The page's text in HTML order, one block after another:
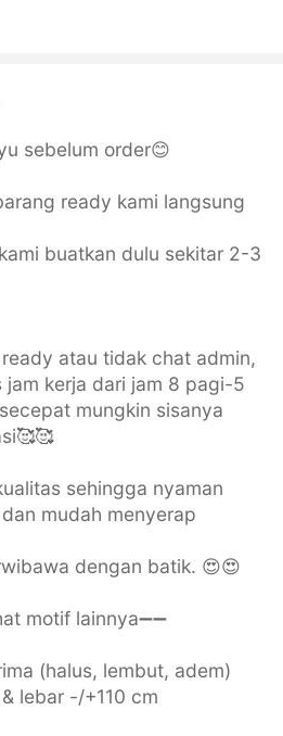
sebelum order😊
ready kami langsung
buatkan dulu sekitar 2-3
atau tidak chat admin,
jam kerja dari jam 8 pagi-5
mungkin sisanya
sehingga nyaman
mudah menyerap
dengan batik. 😍😍
motif lainnya➖➖
(halus, lembut, adem)
lebar -/+110 cm